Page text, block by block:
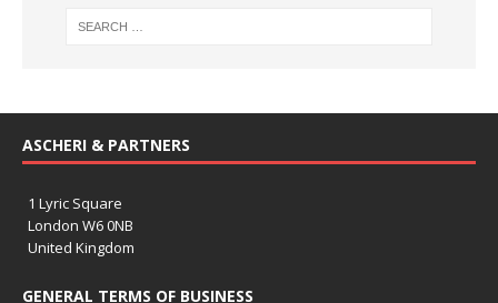
ASCHERI & PARTNERS
1 Lyric Square
London W6 0NB
United Kingdom
GENERAL TERMS OF BUSINESS